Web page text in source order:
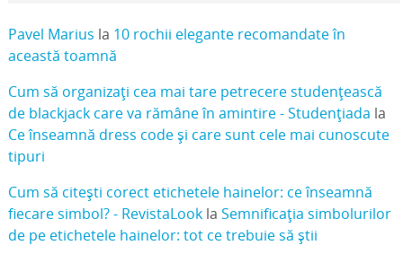
Pavel Marius la 10 rochii elegante recomandate în
această toamnă
Cum să organizați cea mai tare petrecere studențească
de blackjack care va rămâne în amintire - Studențiada la
Ce înseamnă dress code și care sunt cele mai cunoscute
tipuri
Cum să citești corect etichetele hainelor: ce înseamnă
fiecare simbol? - RevistaLookla Semnificația simbolurilor
de pe etichetele hainelor: tot ce trebuie să știi